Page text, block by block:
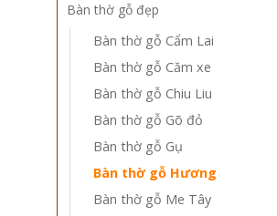
Bàn thờ gỗ đẹp
Bàn thờ gỗ Cẩm Lai
Bàn thờ gỗ Căm xe
Bàn thờ gỗ Chiu Liu
Bàn thờ gỗ Gõ đỏ
Bàn thờ gỗ Gụ
Bàn thờ gỗ Hương
Bàn thờ gỗ Me Tây